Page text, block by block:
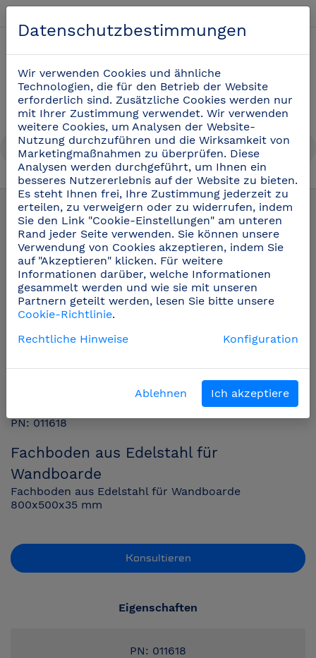
Wandborde aus Edelstahl (17)
PN: 011618
Fachboden aus Edelstahl für
Wandboarde
Fachboden aus Edelstahl für Wandboarde
800x500x35 mm
Konsultieren
Eigenschaften
PN: 011618
Datenschutzbestimmungen
Wir verwenden Cookies und ähnliche
Technologien, die für den Betrieb der Website
erforderlich sind. Zusätzliche Cookies werden nur
mit Ihrer Zustimmung verwendet. Wir verwenden
weitere Cookies, um Analysen der Website-
Nutzung durchzuführen und die Wirksamkeit von
Marketingmaßnahmen zu überprüfen. Diese
Analysen werden durchgeführt, um Ihnen ein
besseres Nutzererlebnis auf der Website zu bieten.
Es steht Ihnen frei, Ihre Zustimmung jederzeit zu
erteilen, zu verweigern oder zu widerrufen, indem
Sie den Link "Cookie-Einstellungen" am unteren
Rand jeder Seite verwenden. Sie können unsere
Verwendung von Cookies akzeptieren, indem Sie
auf "Akzeptieren" klicken. Für weitere
Informationen darüber, welche Informationen
gesammelt werden und wie sie mit unseren
Partnern geteilt werden, lesen Sie bitte unsere
Cookie-Richtlinie.
Rechtliche Hinweise
Konfiguration
Ablehnen Ich akzeptiere